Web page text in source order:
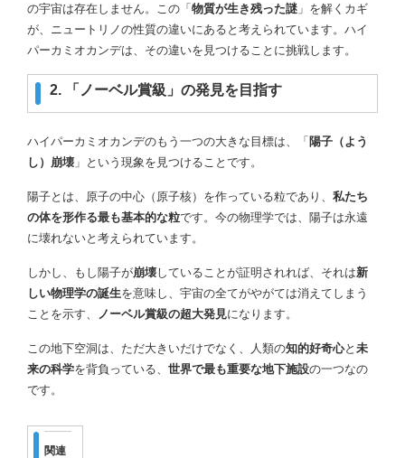
の宇宙は存在しません。この「物質が生き残った謎 」を解くカギ
が、ニュートリノの性質の違いにあると考えられています。ハイ
パーカミオカンデは、その違いを見つけることに挑戦します。
2. 「ノーベル賞級」の発見を目指す
ハイパーカミオカンデのもう一つの大きな目標は、「陽子（よう
し）崩壊 」という現象を見つけることです。
陽子とは、原子の中心（原子核）を作っている粒であり、 私たち
の体を形作る最も基本的な粒です。今の物理学では、陽子は永遠
に壊れないと考えられています。
しかし、もし陽子が崩壊していることが証明されれば、それは新
しい物理学の誕生を意味し、宇宙の全てがやがては消えてしまう
ことを示す、
ノーベル賞級の超大発見になります。
この地下空洞は、ただ大きいだけでなく、人類の知的好奇心と 未
来の科学を背負っている、 世界で最も重要な地下施設の一つなの
です。
関連